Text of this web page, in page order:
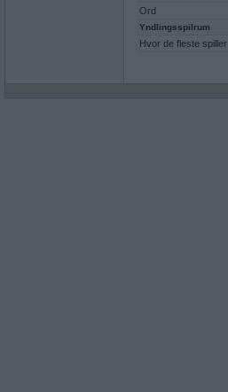
Ord
Yndlingsspilrum
Hvor de fleste spiller